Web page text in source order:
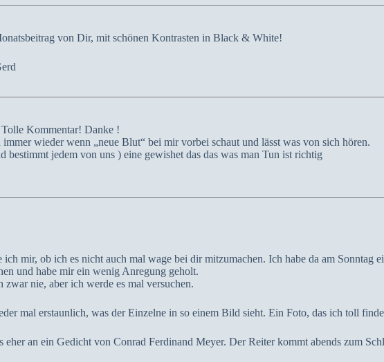
von Dir, mit schönen Kontrasten in Black & White!
Kommentar! Danke !
wieder wenn „neue Blut“ bei mir vorbei schaut und lässt was von sich hören.
bestimmt jedem von uns ) eine gewishet das das was man Tun ist richtig
ich mir, ob ich es nicht auch mal wage bei dir mitzumachen. Ich habe da am Sonntag
und habe mir ein wenig Anregung geholt.
zwar nie, aber ich werde es mal versuchen.
mal erstaunlich, was der Einzelne in so einem Bild sieht. Ein Foto, das ich toll
eher an ein Gedicht von Conrad Ferdinand Meyer. Der Reiter kommt abends zum